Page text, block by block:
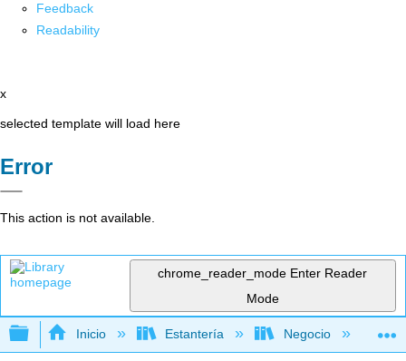
Feedback
Readability
x
selected template will load here
Error
This action is not available.
chrome_reader_mode Enter Reader
Mode
Expandir/contraer jerarquía global
Inicio Estantería Negocio